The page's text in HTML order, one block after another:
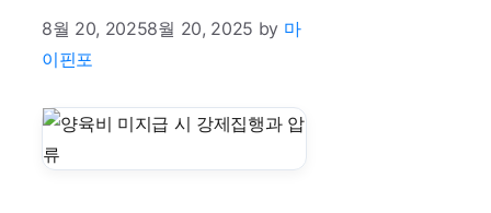
8월 20, 20258월 20, 2025 by 마
이핀포